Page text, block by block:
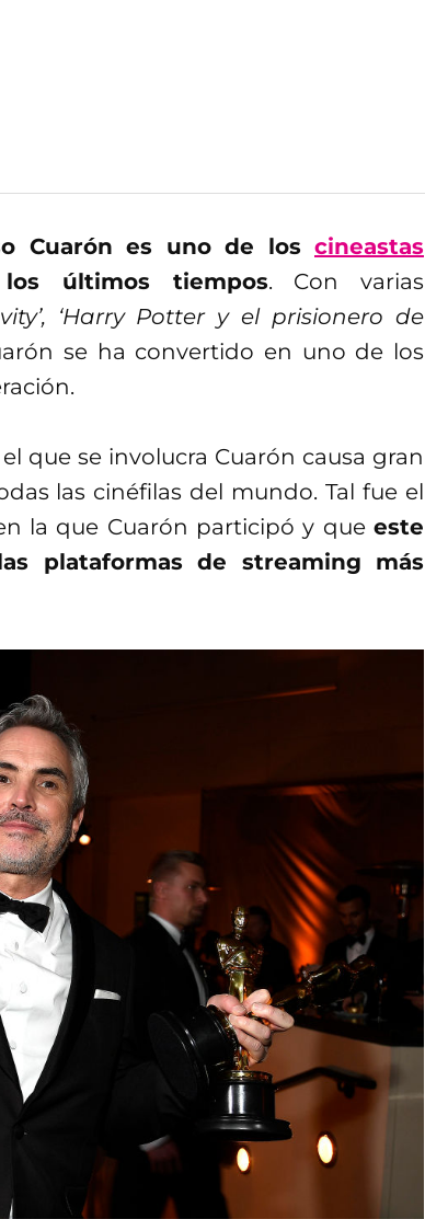
Cuarón es uno de los cineastas
últimos tiempos. Con varias
‘Harry Potter y el prisionero de
se ha convertido en uno de los
que se involucra Cuarón causa gran
las cinéfilas del mundo. Tal fue el
la que Cuarón participó y queeste
plataformas de streaming más